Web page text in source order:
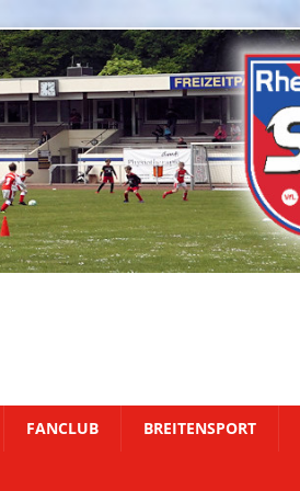
FANCLUB BREITENSPORT